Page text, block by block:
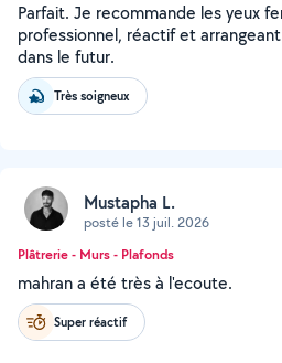
Parfait. Je recommande les yeux
professionnel, réactif et
dans le futur.
Très soigneux
Mustapha L.
posté le 13 juil. 2026
Plâtrerie - Murs - Plafonds
mahran a été très à l'ecoute.
Super réactif